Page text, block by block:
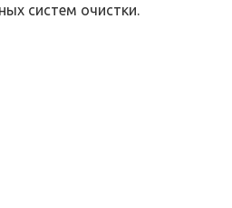
систем очистки.